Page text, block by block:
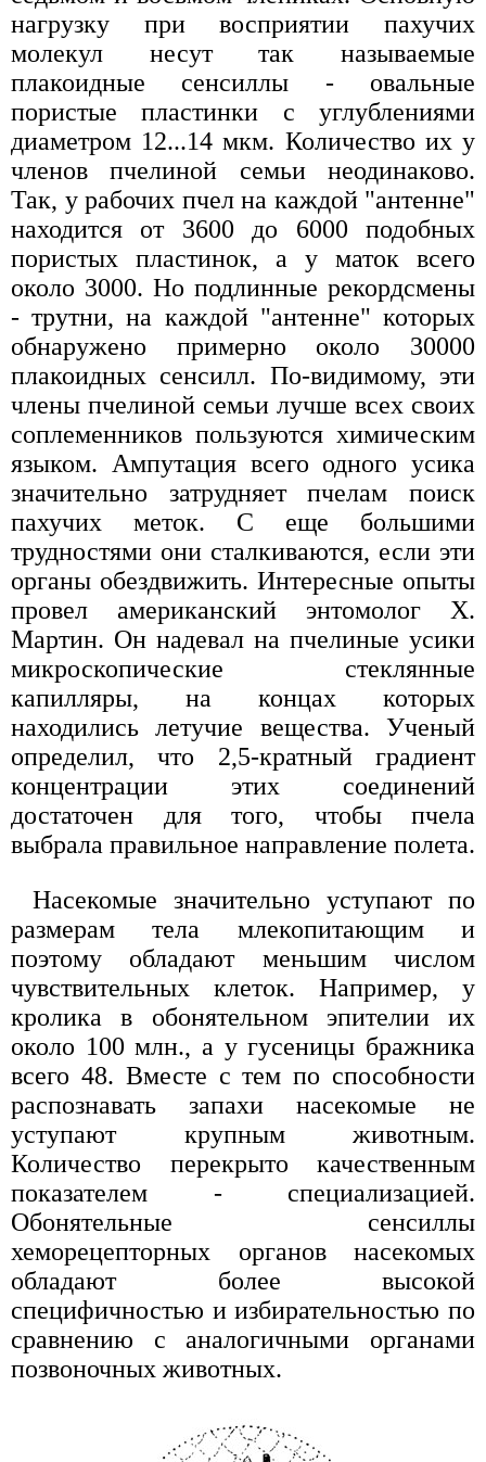
нагрузку при восприятии пахучих
молекул несут так называемые
плакоидные сенсиллы - овальные
пористые пластинки с углублениями
диаметром 12...14 мкм. Количество их у
членов пчелиной семьи неодинаково.
Так, у рабочих пчел на каждой "антенне"
находится от 3600 до 6000 подобных
пористых пластинок, а у маток всего
около 3000. Но подлинные рекордсмены
- трутни, на каждой "антенне" которых
обнаружено примерно около 30000
плакоидных сенсилл. По-видимому, эти
члены пчелиной семьи лучше всех своих
соплеменников пользуются химическим
языком. Ампутация всего одного усика
значительно затрудняет пчелам поиск
пахучих меток. С еще большими
трудностями они сталкиваются, если эти
органы обездвижить. Интересные опыты
провел американский энтомолог Х.
Мартин. Он надевал на пчелиные усики
микроскопические стеклянные
капилляры, на концах которых
находились летучие вещества. Ученый
определил, что 2,5-кратный градиент
концентрации этих соединений
достаточен для того, чтобы пчела
выбрала правильное направление полета.
Насекомые значительно уступают по
размерам тела млекопитающим и
поэтому обладают меньшим числом
чувствительных клеток. Например, у
кролика в обонятельном эпителии их
около 100 млн., а у гусеницы бражника
всего 48. Вместе с тем по способности
распознавать запахи насекомые не
уступают крупным животным.
Количество перекрыто качественным
показателем - специализацией.
Обонятельные сенсиллы
хеморецепторных органов насекомых
обладают более высокой
специфичностью и избирательностью по
сравнению с аналогичными органами
позвоночных животных.